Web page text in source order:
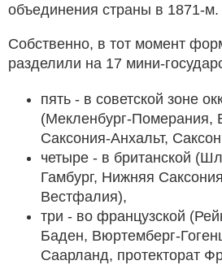
объединения страны в 1871-м.
Собственно, в тот момент
разделили на 17 мини-
пять - в советской зоне
(Мекленбург-Померания,
Саксония-Анхальт,
четыре - в британской
Гамбург, Нижняя
Вестфалия),
три - во французской
Баден, Вюртемберг-
Саарланд, протекторат